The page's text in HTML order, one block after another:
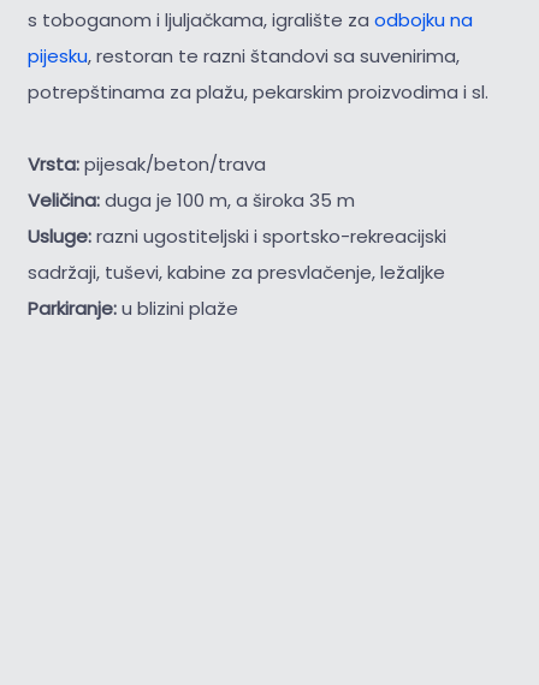
s toboganom i ljuljačkama, igralište za odbojku na
pijesku, restoran te razni štandovi sa suvenirima,
potrepštinama za plažu, pekarskim proizvodima i sl.
Vrsta:pijesak/beton/trava
Veličina:duga je 100 m, a široka 35 m
Usluge:razni ugostiteljski i sportsko-rekreacijski
sadržaji, tuševi, kabine za presvlačenje, ležaljke
Parkiranje:u blizini plaže